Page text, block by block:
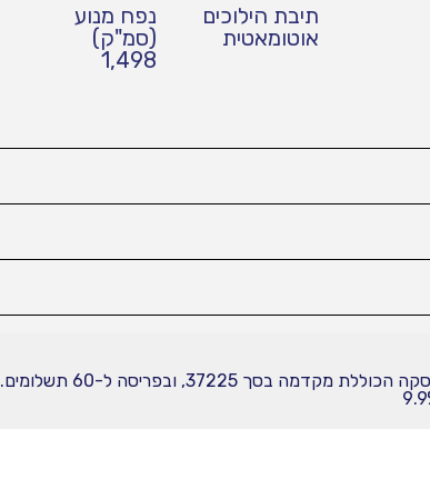
תיבת הילוכים
אוטומאטית
נפח מנוע
(סמ"ק)
1,498